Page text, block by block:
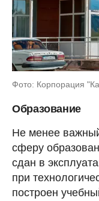
Фото: Корпорация
Образование
Не менее
сферу
сдан в
при
построен